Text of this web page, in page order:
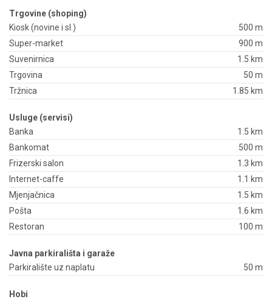
Trgovine (shoping)
Kiosk (novine i sl.)
500 m
Super-market
900 m
Suvenirnica
1.5 km
Trgovina
50 m
Tržnica
1.85 km
Usluge (servisi)
Banka
1.5 km
Bankomat
500 m
Frizerski salon
1.3 km
Internet-caffe
1.1 km
Mjenjačnica
1.5 km
Pošta
1.6 km
Restoran
100 m
Javna parkirališta i garaže
Parkiralište uz naplatu
50 m
Hobi